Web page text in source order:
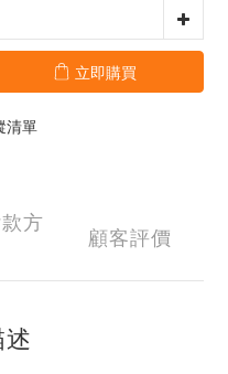
立即購買
清單
方
顧客評價